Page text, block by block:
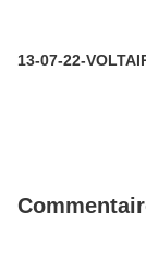
13-07-22-